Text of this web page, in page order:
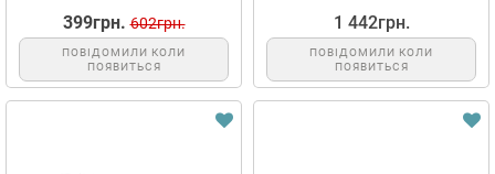
399грн. 602грн.
ПОВІДОМИЛИ КОЛИ
ПОЯВИТЬСЯ
1 442грн.
ПОВІДОМИЛИ КОЛИ
ПОЯВИТЬСЯ